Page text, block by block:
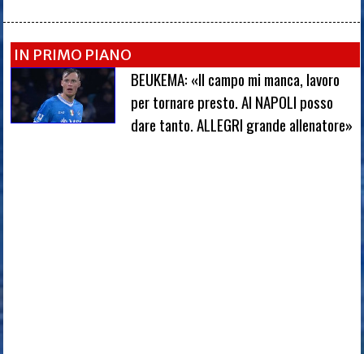
IN PRIMO PIANO
BEUKEMA: «Il campo mi manca, lavoro
per tornare presto. Al NAPOLI posso
dare tanto. ALLEGRI grande allenatore»